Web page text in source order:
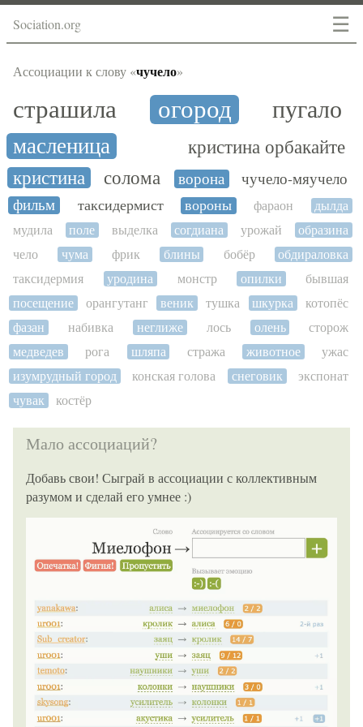
☰
Sociation.org
Ассоциации к слову «чучело»
страшила огород пугало
масленица кристина орбакайте
кристина солома ворона
чучело-мяучело
фильм
таксидермист вороны фараон
дылда
мудила
поле выделка согдиана урожай
образина
чело
чума фрик блины бобёр
обдираловка
таксидермия
уродина монстр опилки
бывшая
посещение
орангутанг веник тушка шкурка
котопёс
фазан
набивка неглиже лось олень
сторож
медведев
рога шляпа стража животное
ужас
изумрудный город
конская голова снеговик
экспонат
чувак
костёр
Мало ассоциаций?
Добавь свои! Сыграй в ассоциации с коллективным
разумом и сделай его умнее :)